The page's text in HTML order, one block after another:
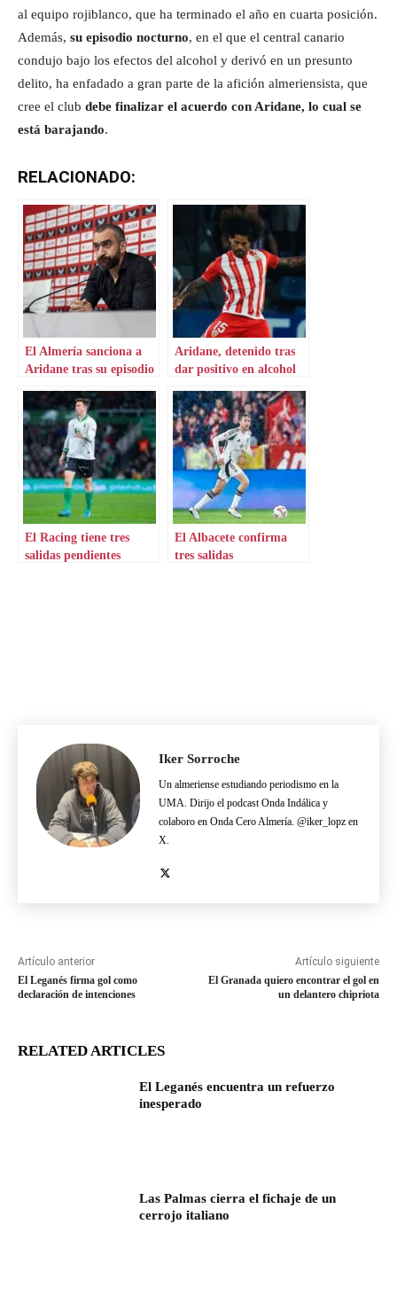
al equipo rojiblanco, que ha terminado el año en cuarta posición.
Además, su episodio nocturno, en el que el central canario
condujo bajo los efectos del alcohol y derivó en un presunto
delito, ha enfadado a gran parte de la afición almeriensista, que
cree el club debe finalizar el acuerdo con Aridane, lo cual se
está barajando.
RELACIONADO:
El Almería sanciona a
Aridane tras su episodio
Aridane, detenido tras
dar positivo en alcohol
El Racing tiene tres
salidas pendientes
El Albacete confirma
tres salidas
Iker Sorroche
Un almeriense estudiando periodismo en la
UMA. Dirijo el podcast Onda Indálica y
colaboro en Onda Cero Almería. @iker_lopz en
X.
Artículo anterior
El Leganés firma gol como
declaración de intenciones
Artículo siguiente
El Granada quiero encontrar el gol en
un delantero chipriota
RELATED ARTICLES
El Leganés encuentra un refuerzo
inesperado
Las Palmas cierra el fichaje de un
cerrojo italiano